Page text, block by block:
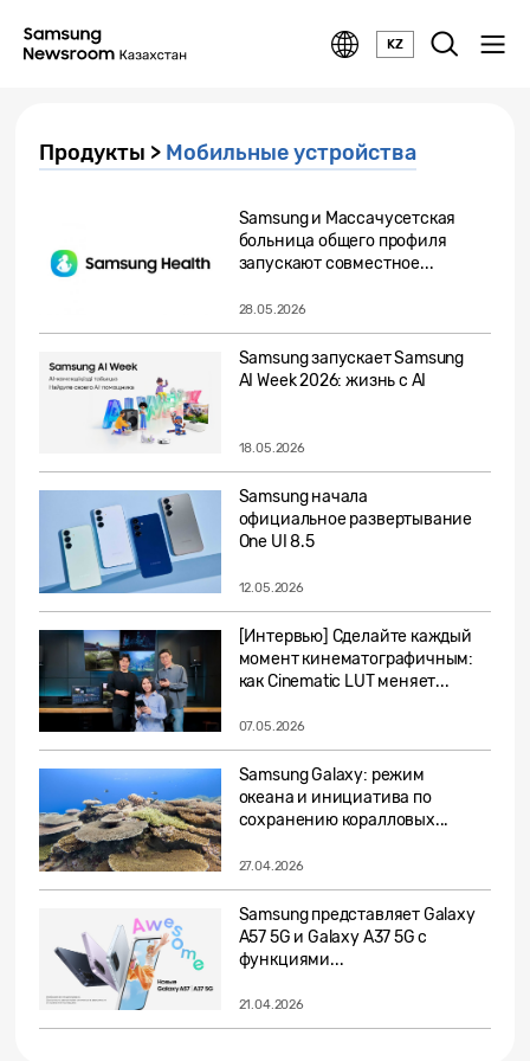
KZ
Продукты > Мобильные устройства
Samsung и Массачусетская
больница общего профиля
запускают совместное...
28.05.2026
Samsung запускает Samsung
AI Week 2026: жизнь с AI
18.05.2026
Samsung начала
официальное развертывание
One UI 8.5
12.05.2026
[Интервью] Сделайте каждый
момент кинематографичным:
как Cinematic LUT меняет...
07.05.2026
Samsung Galaxy: режим
океана и инициатива по
сохранению коралловых...
27.04.2026
Samsung представляет Galaxy
A57 5G и Galaxy A37 5G с
функциями...
21.04.2026